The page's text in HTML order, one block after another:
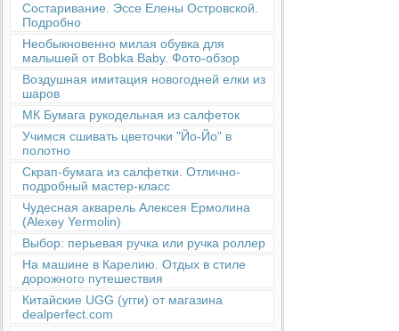
Состаривание. Эссе Елены Островской.
Подробно
Необыкновенно милая обувка для
малышей от Bobka Baby. Фото-обзор
Воздушная имитация новогодней елки из
шаров
МК Бумага рукодельная из салфеток
Учимся сшивать цветочки "Йо-Йо" в
полотно
Скрап-бумага из салфетки. Отлично-
подробный мастер-класс
Чудесная акварель Алексея Ермолина
(Alexey Yermolin)
Выбор: перьевая ручка или ручка роллер
На машине в Карелию. Отдых в стиле
дорожного путешествия
Китайские UGG (угги) от магазина
dealperfect.com